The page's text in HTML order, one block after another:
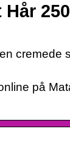
cremede
på